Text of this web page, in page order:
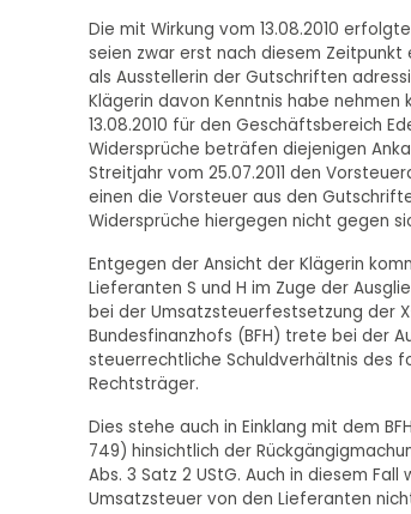
Die mit Wirkung vom 13.08.2010
seien zwar erst nach diesem
als Ausstellerin der Gutschriften
Klägerin davon Kenntnis habe
13.08.2010 für den Geschäftsbereich
Widersprüche beträfen diejenigen
Streitjahr vom 25.07.2011 den
einen die Vorsteuer aus den
Widersprüche hiergegen nicht gegen
Entgegen der Ansicht der Klägerin
Lieferanten S und H im Zuge der
bei der Umsatzsteuerfestsetzung der
Bundesfinanzhofs (BFH) trete bei der
steuerrechtliche Schuldverhältnis des
Rechtsträger.
Dies stehe auch in Einklang mit dem
749) hinsichtlich der
Abs. 3 Satz 2 UStG. Auch in diesem
Umsatzsteuer von den Lieferanten